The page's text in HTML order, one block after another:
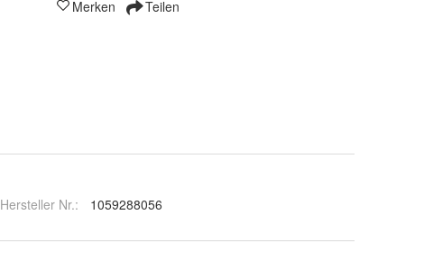
Merken Teilen
Hersteller Nr.: 1059288056